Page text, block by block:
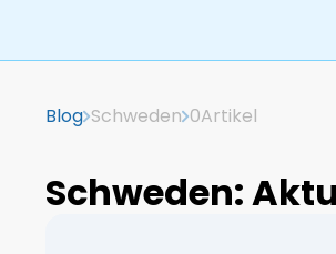
Blog Schweden 0Artikel
Schweden: